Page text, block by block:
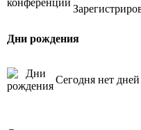
Дни рождения
Сегодня нет